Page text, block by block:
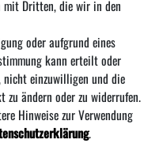
handelt es sich um ein Pflichtfeld.
mit Dritten, die wir in den
oder aufgrund eines
kann erteilt oder
nicht einzuwilligen und die
zu ändern oder zu widerrufen.
Hinweise zur Verwendung
.